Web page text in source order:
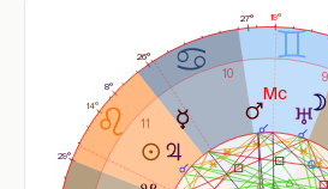
9
10
11
14°
26°
27°
8°
19°
29°